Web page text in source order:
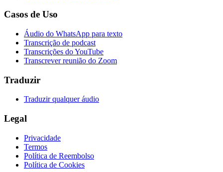
Casos de Uso
Áudio do WhatsApp para texto
Transcrição de podcast
Transcrições do YouTube
Transcrever reunião do Zoom
Traduzir
Traduzir qualquer áudio
Legal
Privacidade
Termos
Política de Reembolso
Política de Cookies